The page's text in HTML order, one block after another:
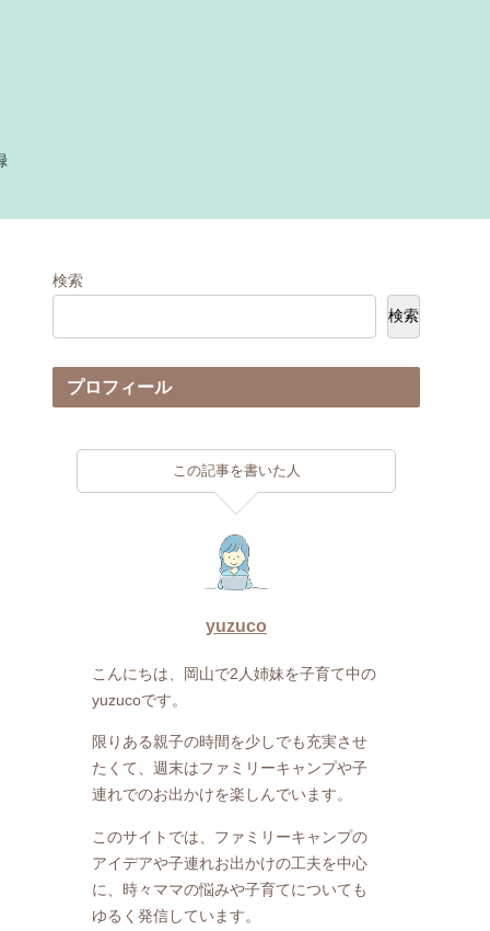
検索
検索
プロフィール
この記事を書いた人
yuzuco
こんにちは、岡山で2人姉妹を子育て中の
yuzucoです。
限りある親子の時間を少しでも充実させ
たくて、週末はファミリーキャンプや子
連れでのお出かけを楽しんでいます。
このサイトでは、ファミリーキャンプの
アイデアや子連れお出かけの工夫を中心
に、時々ママの悩みや子育てについても
ゆるく発信しています。